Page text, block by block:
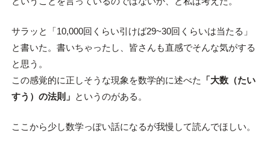
サラッと「10,000回くらい引けば29~30回くらいは当たる」
と書いた。書いちゃったし、皆さんも直感でそんな気がする
と思う。
この感覚的に正しそうな現象を数学的に述べた
「大数（たい
すう）の法則」 というのがある。
ここから少し数学っぽい話になるが我慢して読んでほしい。